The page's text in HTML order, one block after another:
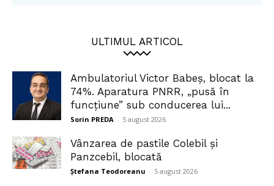
ULTIMUL ARTICOL
Ambulatoriul Victor Babeș, blocat la
74%. Aparatura PNRR, „pusă în
funcțiune” sub conducerea lui...
Sorin PREDA - 5 august 2026
Vânzarea de pastile Colebil și
Panzcebil, blocată
Ștefana Teodoreanu - 5 august 2026